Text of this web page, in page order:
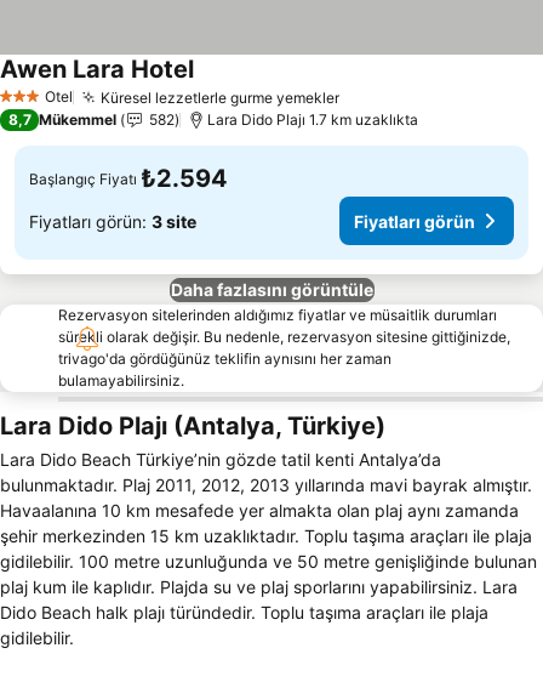
3 YıldızOtel Küresel lezzetlerle gurme yemekler
Awen Lara Hotel
8,7 Mükemmel 582 Lara Dido Plajı 1.7 km uzaklıkta
Başlangıç Fiyatı ₺2.594
Fiyatları görün: 3 site Fiyatları görün
Daha fazlasını görüntüle
Rezervasyon sitelerinden aldığımız fiyatlar ve müsaitlik durumları
sürekli olarak değişir. Bu nedenle, rezervasyon sitesine gittiğinizde,
trivago'da gördüğünüz teklifin aynısını her zaman
bulamayabilirsiniz.
Lara Dido Plajı (Antalya, Türkiye)
Lara Dido Beach Türkiye’nin gözde tatil kenti Antalya’da
bulunmaktadır. Plaj 2011, 2012, 2013 yıllarında mavi bayrak almıştır.
Havaalanına 10 km mesafede yer almakta olan plaj aynı zamanda
şehir merkezinden 15 km uzaklıktadır. Toplu taşıma araçları ile plaja
gidilebilir. 100 metre uzunluğunda ve 50 metre genişliğinde bulunan
plaj kum ile kaplıdır. Plajda su ve plaj sporlarını yapabilirsiniz. Lara
Dido Beach halk plajı türündedir. Toplu taşıma araçları ile plaja
gidilebilir.